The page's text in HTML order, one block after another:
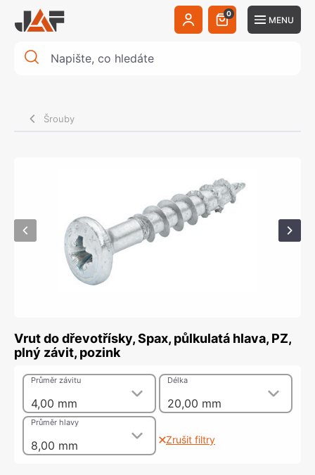
0
MENU
Šrouby
Vrut do dřevotřísky, Spax, půlkulatá hlava, PZ,
plný závit, pozink
4,00 mm
Průměr závitu
20,00 mm
Délka
8,00 mm
Průměr hlavy
Zrušit filtry